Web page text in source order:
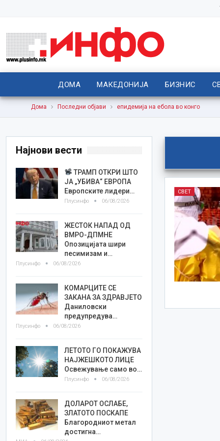
ДОМА МАКЕДОНИЈА БИЗНИС
Дома Последни објави епидемија на ебола во конго
СВЕТ
Најнови вести
ТРАМП ОТКРИ ШТО
ЈА „УБИВА“ ЕВРОПА
Европските лидери…
Плусинфо 06/08/2026
ЖЕСТОК НАПАД ОД
ВМРО-ДПМНЕ
Опозицијата шири
песимизам и…
Плусинфо 06/08/2026
КОМАРЦИТЕ СЕ
ЗАКАНА ЗА ЗДРАВЈЕТО
Даниловски
предупредува…
Плусинфо 06/08/2026
ЛЕТОТО ГО ПОКАЖУВА
НАЈЖЕШКОТО ЛИЦE
Освежување само во…
Плусинфо 06/08/2026
ДОЛАРОТ ОСЛАБЕ,
ЗЛАТОТО ПОСКАПЕ
Благородниот метал
достигна…